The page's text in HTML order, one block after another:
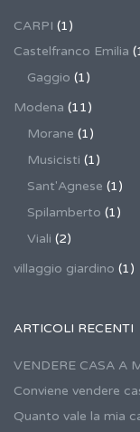
CARPI (1)
Castelfranco Emilia
Gaggio (1)
Modena (11)
Morane (1)
Musicisti (1)
Sant'Agnese (1)
Spilamberto (1)
Viali (2)
villaggio giardino (1)
ARTICOLI RECENTI
VENDERE CASA A
Conviene vendere
Quanto vale la mia